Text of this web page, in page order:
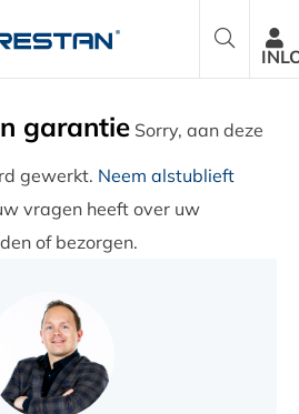
garantie Sorry, aan deze
gewerkt. Neem alstublieft
vragen heeft over uw
of bezorgen.